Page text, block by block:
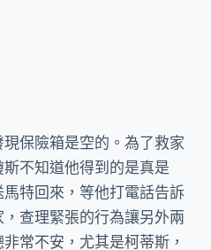
保險箱是空的。為了救家
不知道他得到的是真是
特回來，等他打電話告訴
查理緊張的行為讓另外兩
常不安，尤其是柯蒂斯，